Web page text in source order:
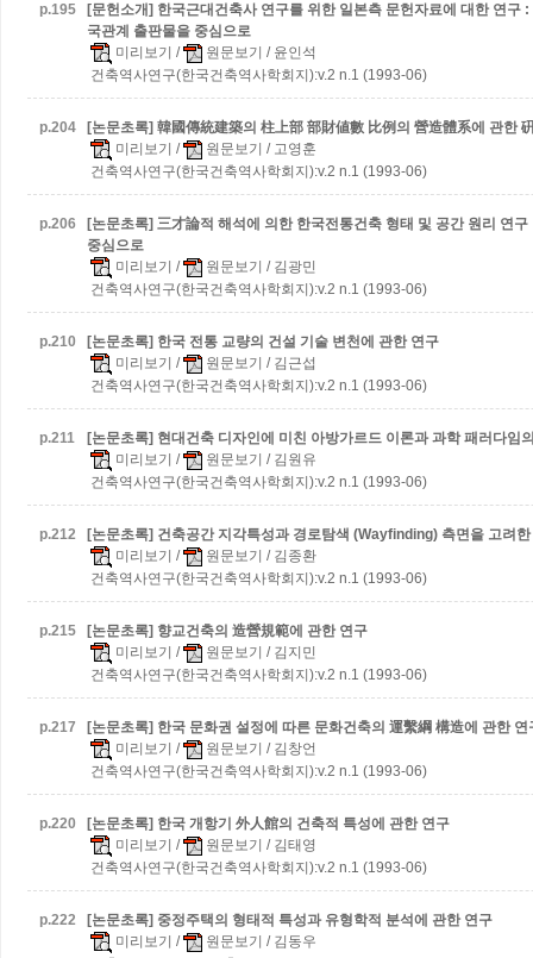
p.195
[문헌소개] 한국근대건축사 연구를 위한 일본측 문헌자료에 대한 연구
국관계 출판물을 중심으로
미리보기 / 원문보기 / 윤인석
건축역사연구(한국건축역사학회지):v.2 n.1 (1993-06)
p.204
[논문초록] 韓國傳統建築의 柱上部 部財値數 比例의 營造體系에 관한
미리보기 / 원문보기 / 고영훈
건축역사연구(한국건축역사학회지):v.2 n.1 (1993-06)
p.206
[논문초록] 三才論적 해석에 의한 한국전통건축 형태 및 공간 원리 연
중심으로
미리보기 / 원문보기 / 김광민
건축역사연구(한국건축역사학회지):v.2 n.1 (1993-06)
p.210
[논문초록] 한국 전통 교량의 건설 기술 변천에 관한 연구
미리보기 / 원문보기 / 김근섭
건축역사연구(한국건축역사학회지):v.2 n.1 (1993-06)
p.211
[논문초록] 현대건축 디자인에 미친 아방가르드 이론과 과학 패러다임
미리보기 / 원문보기 / 김원유
건축역사연구(한국건축역사학회지):v.2 n.1 (1993-06)
p.212
[논문초록] 건축공간 지각특성과 경로탐색 (Wayfinding) 측면을 고려
미리보기 / 원문보기 / 김종환
건축역사연구(한국건축역사학회지):v.2 n.1 (1993-06)
p.215
[논문초록] 향교건축의 造營規範에 관한 연구
미리보기 / 원문보기 / 김지민
건축역사연구(한국건축역사학회지):v.2 n.1 (1993-06)
p.217
[논문초록] 한국 문화권 설정에 따른 문화건축의 運繫綱 構造에 관한 연
미리보기 / 원문보기 / 김창언
건축역사연구(한국건축역사학회지):v.2 n.1 (1993-06)
p.220
[논문초록] 한국 개항기 外人館의 건축적 특성에 관한 연구
미리보기 / 원문보기 / 김태영
건축역사연구(한국건축역사학회지):v.2 n.1 (1993-06)
p.222
[논문초록] 중정주택의 형태적 특성과 유형학적 분석에 관한 연구
미리보기 / 원문보기 / 김동우